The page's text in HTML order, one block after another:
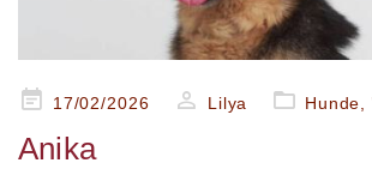
Posted17/02/2026 Lilya Hunde
Anika